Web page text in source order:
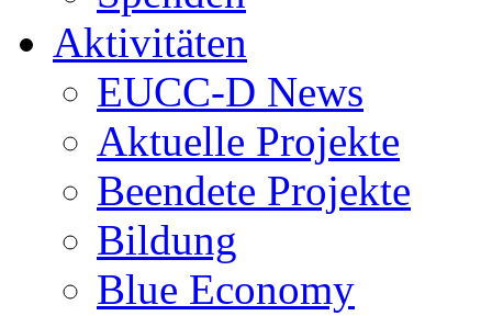
Aktivitäten
EUCC-D News
Aktuelle Projekte
Beendete Projekte
Bildung
Blue Economy